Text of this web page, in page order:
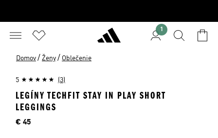
1
Domov / Ženy / Oblečenie
5 (3)
LEGÍNY TECHFIT STAY IN PLAY SHORT
LEGGINGS
Cena
€ 45